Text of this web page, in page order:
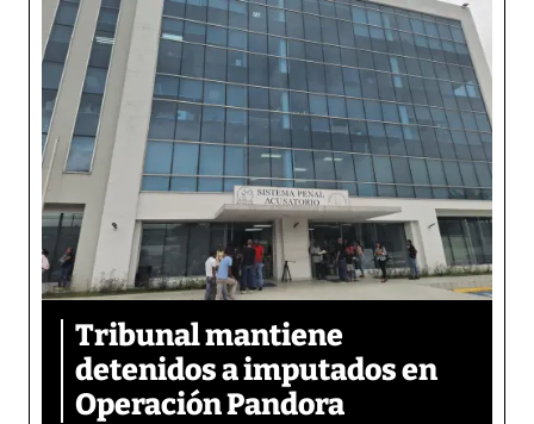
Tribunal mantiene
detenidos a imputados en
Operación Pandora